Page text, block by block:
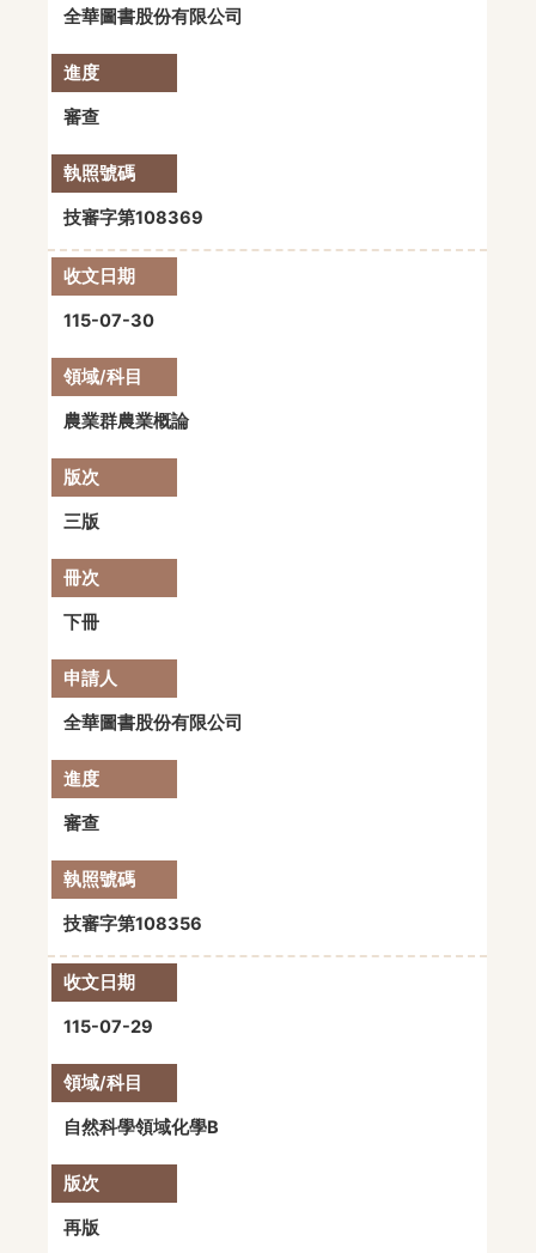
全華圖書股份有限公司
審查
技審字第108369
115-07-30
農業群農業概論
三版
下冊
全華圖書股份有限公司
審查
技審字第108356
115-07-29
自然科學領域化學B
再版